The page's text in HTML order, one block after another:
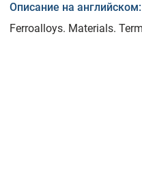
Описание на английском:
Ferroalloys. Materials.